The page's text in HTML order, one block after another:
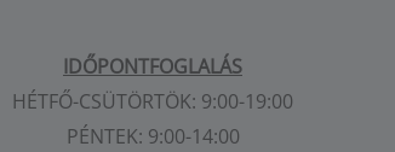
IDŐPONTFOGLALÁS
HÉTFŐ-CSÜTÖRTÖK: 9:00-19:00
PÉNTEK: 9:00-14:00